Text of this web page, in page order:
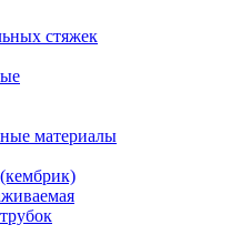
стяжек
материалы